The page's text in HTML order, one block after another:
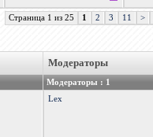
Страница 1 из 25 1 2 3 11 >
Модераторы
Модераторы : 1
Lex